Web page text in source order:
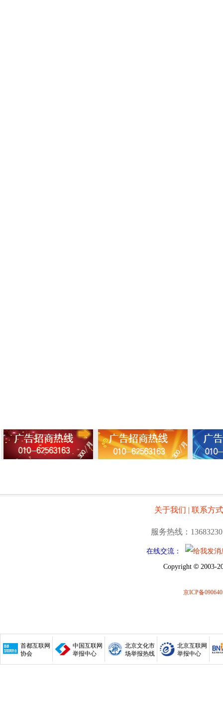
关于我们 | 联系方式
服务热线：
在线交流：
Copyright © 2003-
京ICP备
首都互联网
协会
中国互联网
举报中心
北京文化市
场举报热线
北京互联网
举报中心